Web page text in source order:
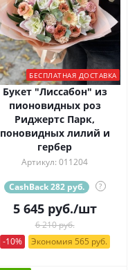
БЕСПЛАТНАЯ ДОСТАВКА
Букет "Лиссабон" из
пионовидных роз
Риджертс Парк,
поновидных лилий и
гербер
Артикул: 011204
CashBack 282 руб. ?
5 645руб./шт
6 210 руб.
-10%
Экономия 565 руб.